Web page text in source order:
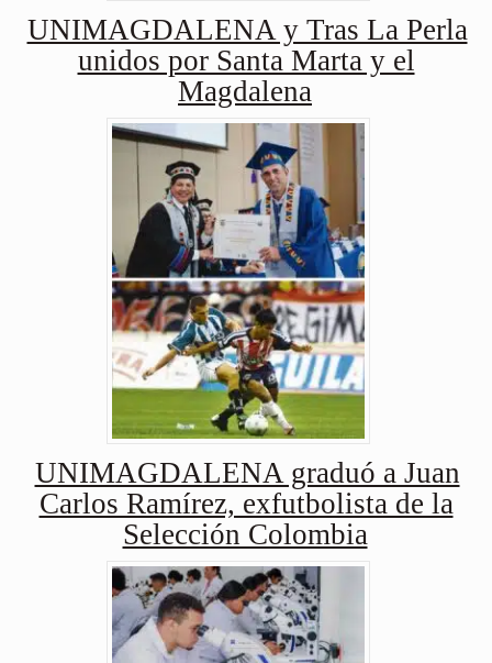
UNIMAGDALENA y Tras La Perla
unidos por Santa Marta y el
Magdalena
UNIMAGDALENA graduó a Juan
Carlos Ramírez, exfutbolista de la
Selección Colombia